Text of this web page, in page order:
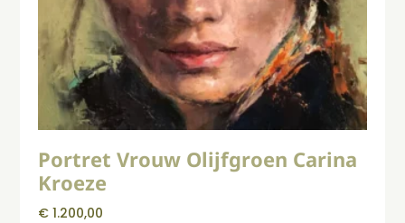
Portret Vrouw Olijfgroen Carina
Kroeze
€ 1.200,00